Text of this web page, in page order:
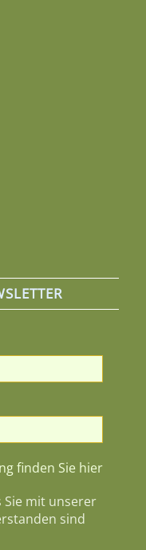
finden Sie hier
Sie mit unserer
sind